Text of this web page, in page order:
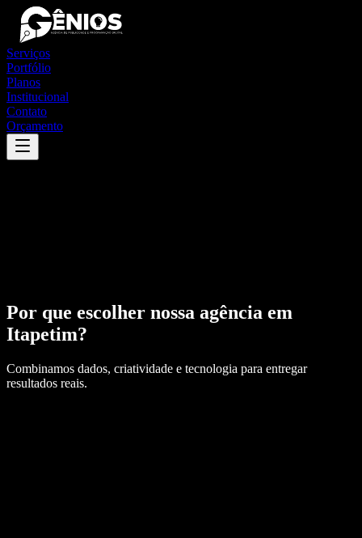
Serviços
Portfólio
Planos
Institucional
Contato
Orçamento
Por que escolher nossa agência em
Itapetim?
Combinamos dados, criatividade e tecnologia para entregar
resultados reais.